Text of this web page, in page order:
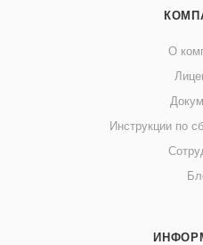
О
Инструкции по